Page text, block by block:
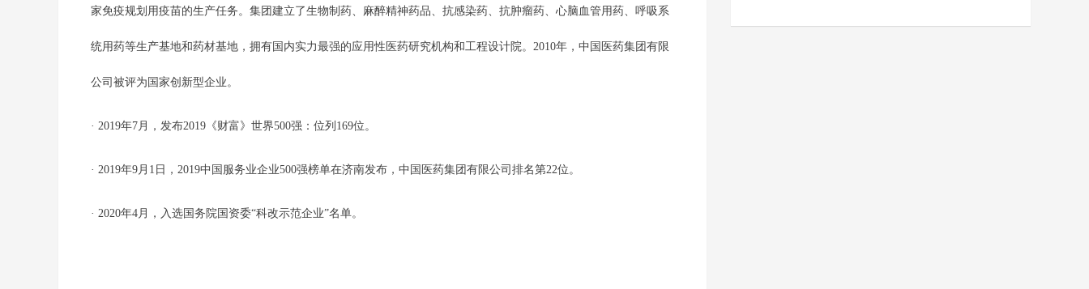
家免疫规划用疫苗的生产任务。集团建立了生物制药、麻醉精神药品、抗感染药、抗肿瘤药、心脑血管用药、呼吸系
统用药等生产基地和药材基地，拥有国内实力最强的应用性医药研究机构和工程设计院。2010年，中国医药集团有限
公司被评为国家创新型企业。
· 2019年7月，发布2019《财富》世界500强：位列169位。
· 2019年9月1日，2019中国服务业企业500强榜单在济南发布，中国医药集团有限公司排名第22位。
· 2020年4月，入选国务院国资委“科改示范企业”名单。